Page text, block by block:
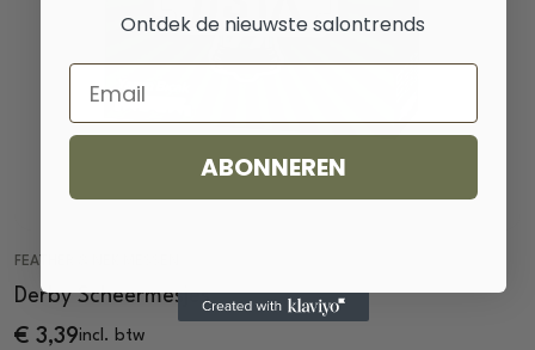
FEATHER & NEK MESSEN
Derby Scheermesjes
€ 3,39incl. btw
Ontdek de nieuwste salontrends
Email
ABONNEREN